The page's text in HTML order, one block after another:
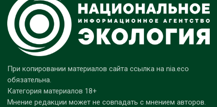
При копировании материалов сайта ссылка на nia.eco
обязательна.
Категория материалов 18+
Мнение редакции может не совпадать с мнением авторов.